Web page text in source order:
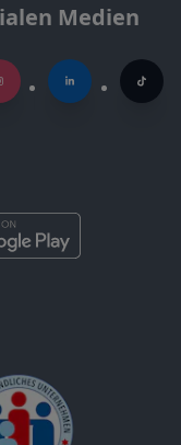
Medien